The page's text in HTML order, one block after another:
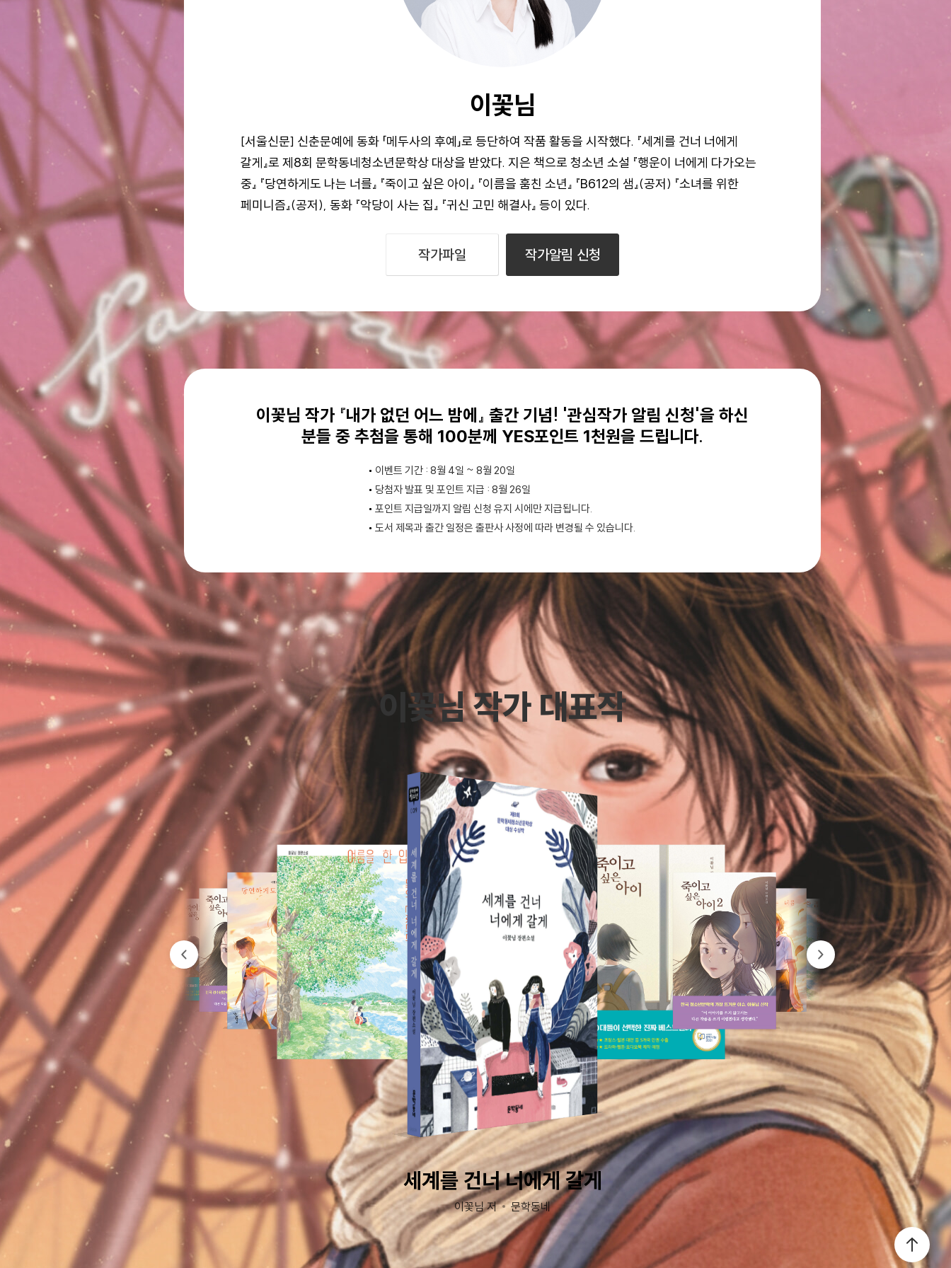
이꽃님
[서울신문] 신춘문예에 동화 「메두사의 후예」로 등단하여 작품 활동을 시작했다. 『세계를 건너 너에게
갈게』로 제8회 문학동네청소년문학상 대상을 받았다. 지은 책으로 청소년 소설 『행운이 너에게 다가오는
중』 『당연하게도 나는 너를』 『죽이고 싶은 아이』 『이름을 훔친 소년』 『B612의 샘』(공저) 『소녀를 위한
페미니즘』(공저), 동화 『악당이 사는 집』 『귀신 고민 해결사』 등이 있다.
작가파일 작가알림 신청
이꽃님 작가 『내가 없던 어느 밤에』 출간 기념! '관심작가 알림 신청'을 하신
분들 중 추첨을 통해 100분께 YES포인트 1천원을 드립니다.
이벤트 기간 : 8월 4일 ~ 8월 20일
당첨자 발표 및 포인트 지급 : 8월 26일
포인트 지급일까지 알림 신청 유지 시에만 지급됩니다.
도서 제목과 출간 일정은 출판사 사정에 따라 변경될 수 있습니다.
이꽃님 작가 대표작
세계를 건너 너에게 갈게
이꽃님 저 문학동네